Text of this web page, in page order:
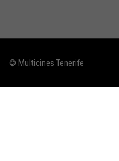
© Multicines Tenerife